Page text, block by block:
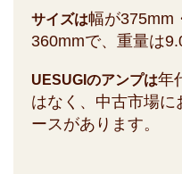
サイズは幅が375mm
360mmで、重量は
UESUGIのアンプは年
はなく、中古市場
ースがあります。